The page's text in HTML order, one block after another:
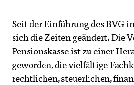
Seit der Einführung des BVG
sich die Zeiten geändert. Die
Pensionskasse ist zu einer
geworden, die vielfältige
rechtlichen, steuerlichen,